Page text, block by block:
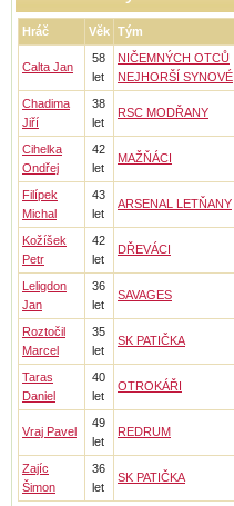
Hráč Věk Tým
Calta Jan
58
let
NIČEMNÝCH OTCŮ
NEJHORŠÍ SYNOVÉ
Chadima
Jiří
38
let
RSC MODŘANY
Cihelka
Ondřej
42
let
MAŽŇÁCI
Filípek
Michal
43
let
ARSENAL LETŇANY
Kožíšek
Petr
42
let
DŘEVÁCI
Leligdon
Jan
36
let
SAVAGES
Roztočil
Marcel
35
let
SK PATIČKA
Taras
Daniel
40
let
OTROKÁŘI
Vraj Pavel
49
let
REDRUM
Zajíc
Šimon
36
let
SK PATIČKA